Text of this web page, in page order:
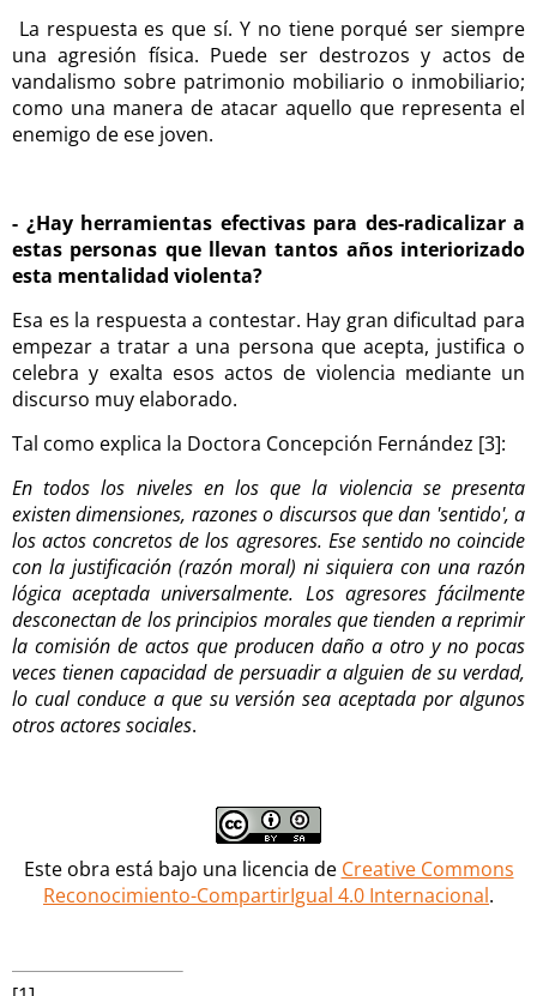
La respuesta es que sí. Y no tiene porqué ser siempre
una agresión física. Puede ser destrozos y actos de
vandalismo sobre patrimonio mobiliario o inmobiliario;
como una manera de atacar aquello que representa el
enemigo de ese joven.
- ¿Hay herramientas efectivas para des-radicalizar a
estas personas que llevan tantos años interiorizado
esta mentalidad violenta?
Esa es la respuesta a contestar. Hay gran dificultad para
empezar a tratar a una persona que acepta, justifica o
celebra y exalta esos actos de violencia mediante un
discurso muy elaborado.
Tal como explica la Doctora Concepción Fernández [3]:
En todos los niveles en los que la violencia se presenta
existen dimensiones, razones o discursos que dan 'sentido', a
los actos concretos de los agresores. Ese sentido no coincide
con la justificación (razón moral) ni siquiera con una razón
lógica aceptada universalmente. Los agresores fácilmente
desconectan de los principios morales que tienden a reprimir
la comisión de actos que producen daño a otro y no pocas
veces tienen capacidad de persuadir a alguien de su verdad,
lo cual conduce a que su versión sea aceptada por algunos
otros actores sociales.
Este obra está bajo una licencia de Creative Commons
Reconocimiento-CompartirIgual 4.0 Internacional.